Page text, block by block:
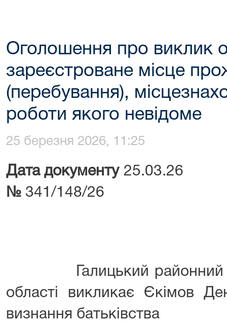
Оголошення про виклик
зареєстроване місце
(перебування),
роботи якого невідоме
25 березня 2026, 11:25
Дата документу
№ 341/148/26
Галицький районний суд
області викликає Єкімов
визнання батьківства